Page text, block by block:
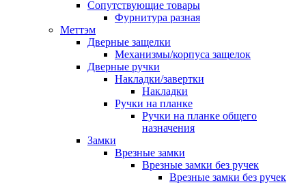
Сопутствующие товары
Фурнитура разная
Меттэм
Дверные защелки
Механизмы/корпуса защелок
Дверные ручки
Накладки/завертки
Накладки
Ручки на планке
Ручки на планке общего
назначения
Замки
Врезные замки
Врезные замки без ручек
Врезные замки без ручек